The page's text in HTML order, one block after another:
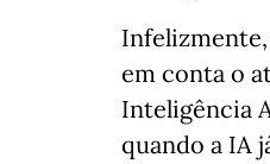
em conta o
Inteligência
quando a IA